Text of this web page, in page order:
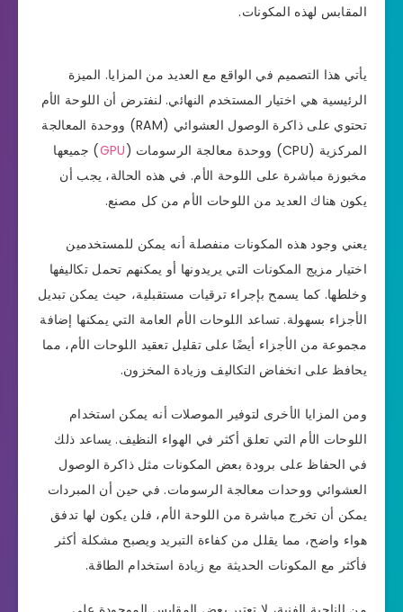
المقابس لهذه المكونات.
يأتي هذا التصميم في الواقع مع العديد من المزايا. الميزة
الرئيسية هي اختيار المستخدم النهائي. لنفترض أن اللوحة الأم
تحتوي على ذاكرة الوصول العشوائي (RAM) ووحدة المعالجة
المركزية (CPU) ووحدة معالجة الرسومات (
GPU) جميعها
مخبوزة مباشرة على اللوحة الأم. في هذه الحالة، يجب أن
يكون هناك العديد من اللوحات الأم من كل مصنع.
يعني وجود هذه المكونات منفصلة أنه يمكن للمستخدمين
اختيار مزيج المكونات التي يريدونها أو يمكنهم تحمل تكاليفها
وخلطها. كما يسمح بإجراء ترقيات مستقبلية، حيث يمكن تبديل
الأجزاء بسهولة. تساعد اللوحات الأم العامة التي يمكنها إضافة
مجموعة من الأجزاء أيضًا على تقليل تعقيد اللوحات الأم، مما
يحافظ على انخفاض التكاليف وزيادة المخزون.
ومن المزايا الأخرى لتوفير الموصلات أنه يمكن استخدام
اللوحات الأم التي تعلق أكثر في الهواء النظيف. يساعد ذلك
في الحفاظ على برودة بعض المكونات مثل ذاكرة الوصول
العشوائي ووحدات معالجة الرسومات. في حين أن المبردات
يمكن أن تخرج مباشرة من اللوحة الأم، فلن يكون لها تدفق
هواء واضح، مما يقلل من كفاءة التبريد ويصبح مشكلة أكثر
فأكثر مع المكونات الحديثة مع زيادة استخدام الطاقة.